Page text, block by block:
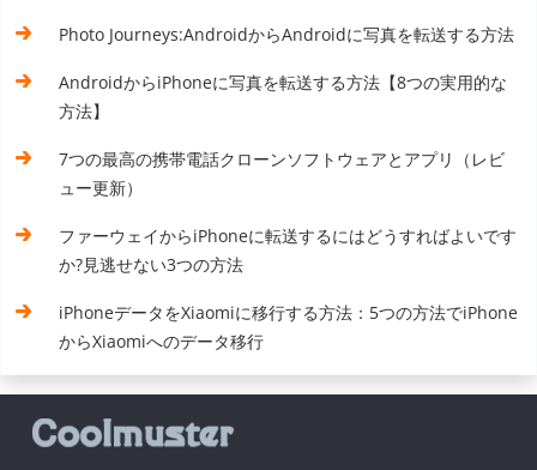
Photo Journeys:AndroidからAndroidに写真を転送する方法
AndroidからiPhoneに写真を転送する方法【8つの実用的な
方法】
7つの最高の携帯電話クローンソフトウェアとアプリ（レビ
ュー更新）
ファーウェイからiPhoneに転送するにはどうすればよいです
か?見逃せない3つの方法
iPhoneデータをXiaomiに移行する方法：5つの方法でiPhone
からXiaomiへのデータ移行